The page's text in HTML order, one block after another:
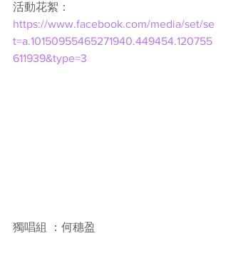
活動花絮：
https://www.facebook.com/media/set/se
t=a.10150955465271940.449454.120755
611939&type=3
獨唱組 ：何穗盈